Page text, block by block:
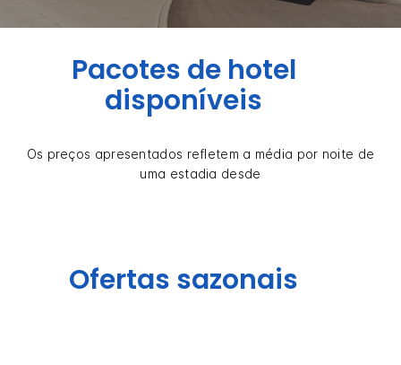
Pacotes de hotel
disponíveis
Os preços apresentados refletem a média por noite de
uma estadia desde
Ofertas sazonais